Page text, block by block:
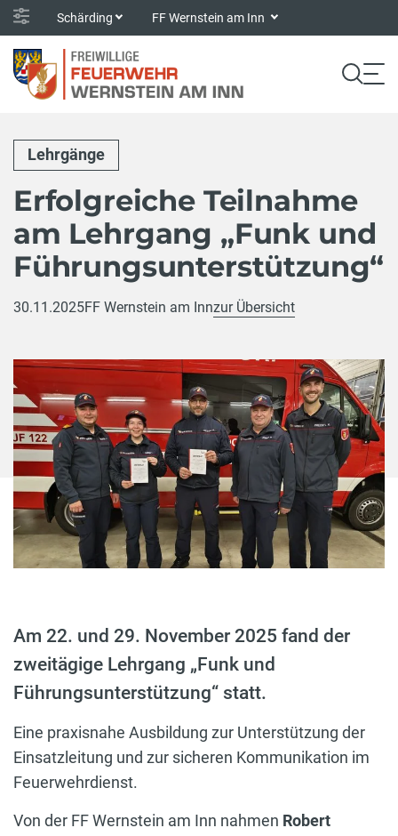
Schärding FF Wernstein am Inn
Lehrgänge
Erfolgreiche Teilnahme
am Lehrgang „Funk und
Führungsunterstützung“
30.11.2025FF Wernstein am Innzur Übersicht
Am 22. und 29. November 2025 fand der
zweitägige Lehrgang „Funk und
Führungsunterstützung“ statt.
Eine praxisnahe Ausbildung zur Unterstützung der
Einsatzleitung und zur sicheren Kommunikation im
Feuerwehrdienst.
Von der FF Wernstein am Inn nahmen Robert